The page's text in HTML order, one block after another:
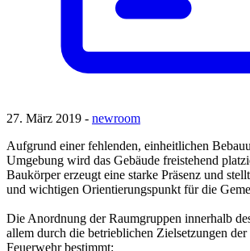
27. März 2019 - newroom
Aufgrund einer fehlenden, einheitlichen
Umgebung wird das Gebäude freistehend
Baukörper erzeugt eine starke Präsenz und
und wichtigen Orientierungspunkt für die
Die Anordnung der Raumgruppen innerhalb
allem durch die betrieblichen Zielsetzungen
Feuerwehr bestimmt: